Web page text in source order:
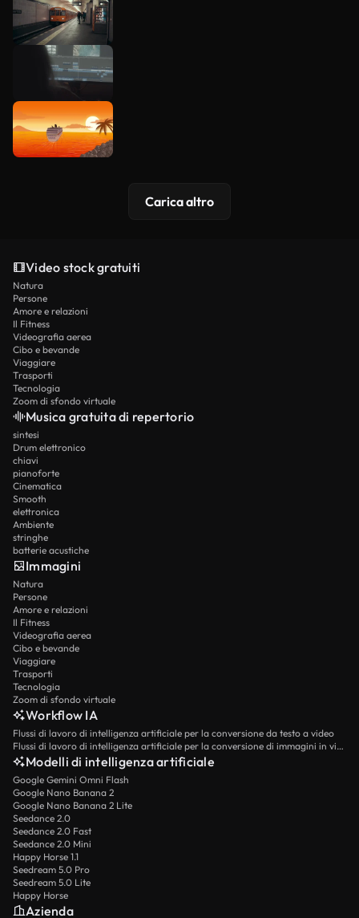
Carica altro
Video stock gratuiti
Natura
Persone
Amore e relazioni
Il Fitness
Videografia aerea
Cibo e bevande
Viaggiare
Trasporti
Tecnologia
Zoom di sfondo virtuale
Musica gratuita di repertorio
sintesi
Drum elettronico
chiavi
pianoforte
Cinematica
Smooth
elettronica
Ambiente
stringhe
batterie acustiche
Immagini
Natura
Persone
Amore e relazioni
Il Fitness
Videografia aerea
Cibo e bevande
Viaggiare
Trasporti
Tecnologia
Zoom di sfondo virtuale
Workflow IA
Flussi di lavoro di intelligenza artificiale per la conversione da testo a video
Flussi di lavoro di intelligenza artificiale per la conversione di immagini in video
Modelli di intelligenza artificiale
Google Gemini Omni Flash
Google Nano Banana 2
Google Nano Banana 2 Lite
Seedance 2.0
Seedance 2.0 Fast
Seedance 2.0 Mini
Happy Horse 1.1
Seedream 5.0 Pro
Seedream 5.0 Lite
Happy Horse
Azienda